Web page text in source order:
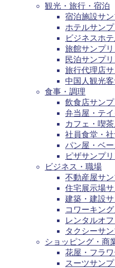
観光・旅行・宿泊
宿泊施設サ
ホテルサン
ビジネスホ
旅館サンプ
民泊サンプ
旅行代理店
中国人観光
食事・調理
飲食店サン
弁当屋・テ
カフェ・喫
社員食堂・
パン屋・ベ
ピザサンプ
ビジネス・職場
不動産屋サ
住宅展示場
建築・建設
コワーキン
レンタルオ
タクシーサ
ショッピング・商
花屋・フラ
スーツサン